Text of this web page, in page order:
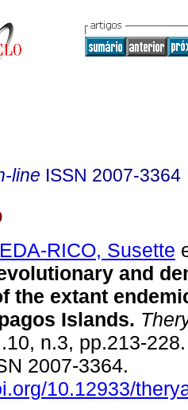
line ISSN 2007-3364
RICO, Susette
and
the extant
Islands.
n.3, pp.213-
2007-3364.
10.12933/